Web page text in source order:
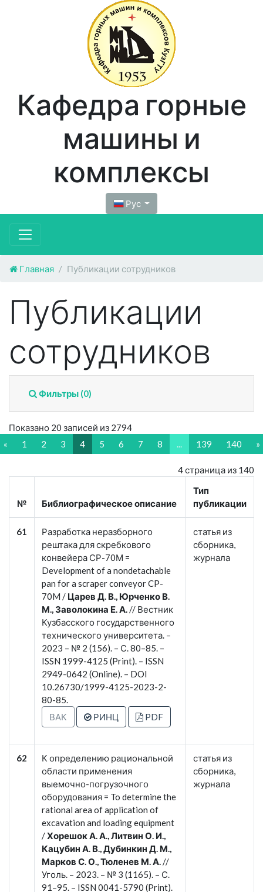
Кафедра горные
машины и
комплексы
Рус
Главная Публикации сотрудников
Публикации
сотрудников
Фильтры (0)
Показано 20 записей из 2794
«
1 2 3 4 5 6 7 8 ... 139 140 »
4 страница из 140
№ Библиографическое описание
Тип
публикации
61
Разработка неразборного
рештака для скребкового
конвейера СР-70М =
Development of a nondetachable
pan for a scraper conveyor CP-
70M / Царев Д. В., Юрченко В.
М., Заволокина Е. А.// Вестник
Кузбасского государственного
технического университета. –
2023 – № 2 (156). – С. 80–85. –
ISSN 1999-4125 (Print). – ISSN
2949-0642 (Online). – DOI
10.26730/1999-4125-2023-2-
80-85.
ВАК
РИНЦ PDF
статья из
сборника,
журнала
62
К определению рациональной
области применения
выемочно-погрузочного
оборудования = To determine the
rational area of application of
excavation and loading equipment
/Хорешок А. А., Литвин О. И.,
Кацубин А. В., Дубинкин Д. М.,
Марков С. О., Тюленев М. А.//
Уголь. – 2023. – № 3 (1165). – С.
91–95. – ISSN 0041-5790 (Print).
статья из
сборника,
журнала